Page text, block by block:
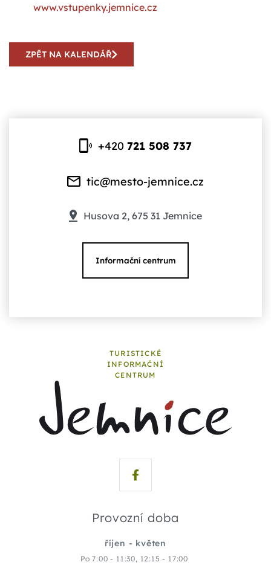
www.vstupenky.jemnice.cz
ZPĚT NA KALENDÁŘ
+420721 508 737
tic@mesto-jemnice.cz
Husova 2, 675 31 Jemnice
Informační centrum
TURISTICKÉ
INFORMAČNÍ
CENTRUM
Provozní doba
říjen - květen
Po 7:00 - 11:30, 12:15 - 17:00